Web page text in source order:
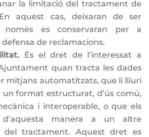
la limitació del tractament de
aquest cas, deixaran de ser
només es conservaran per a
defensa de reclamacions.
És el dret de l’interessat a
quan tracta les dades
mitjans automatitzats, que li lliuri
un format estructurat, d’ús comú,
i interoperable, o que els
d’aquesta manera a un altre
del tractament. Aquest dret es